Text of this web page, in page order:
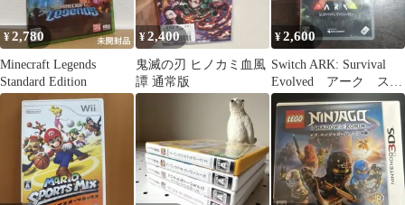
¥2,780
Minecraft Legends
Standard Edition
¥2,400
鬼滅の刃 ヒノカミ血風
譚 通常版
¥2,600
Switch ARK: Survival
Evolved アーク スイ
ッチ